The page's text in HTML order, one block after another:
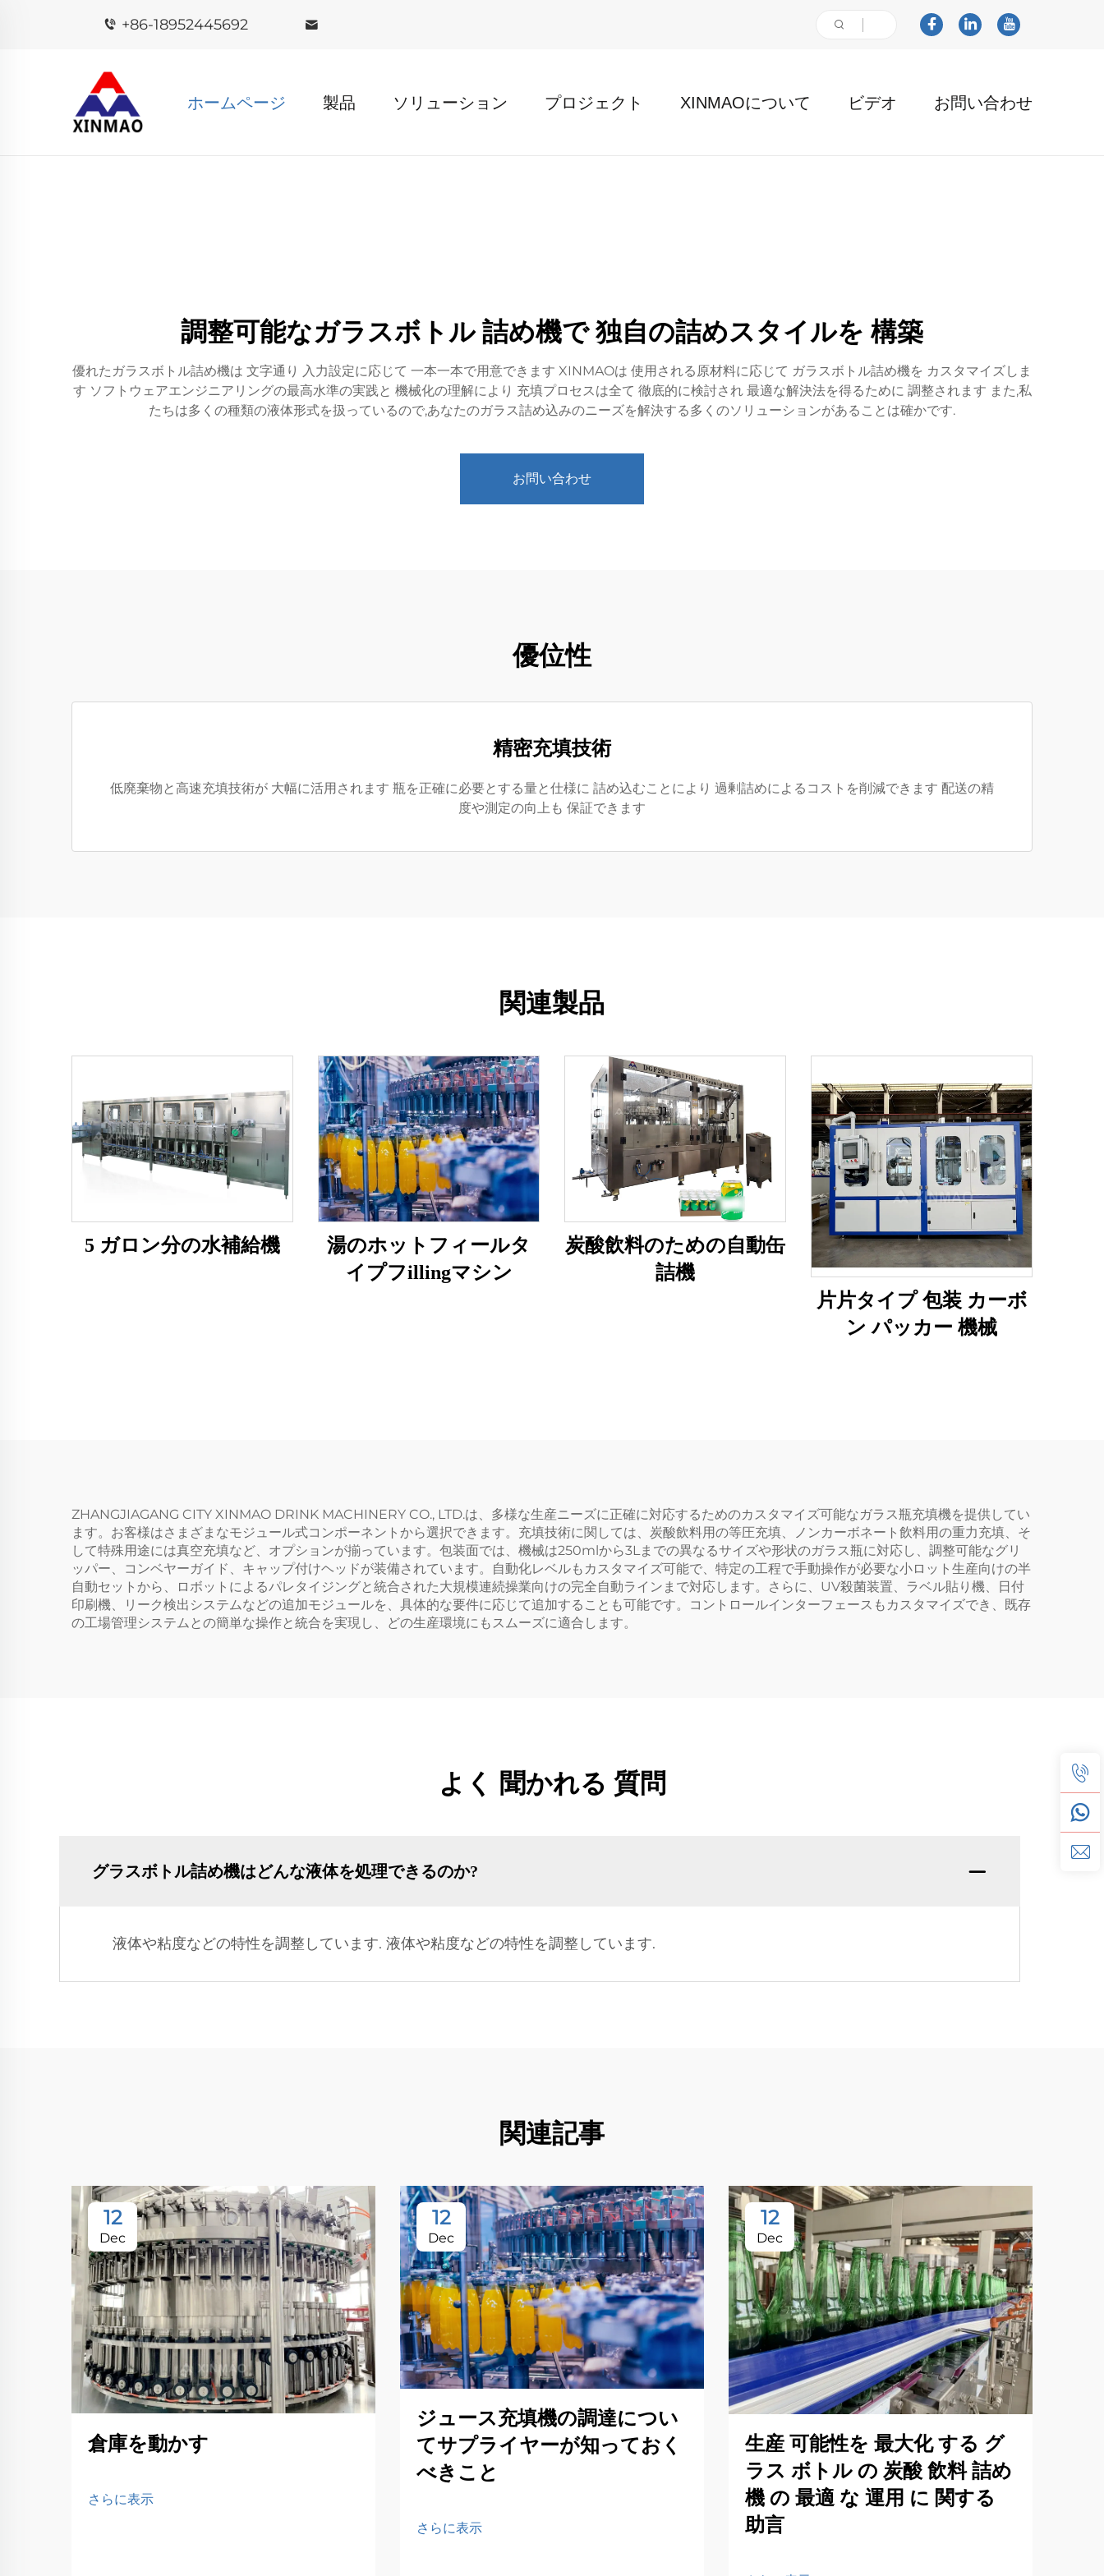
+86-18952445692
ホームページ 製品 ソリューション プロジェクト XINMAOについて ビデオ お問い合わせ
調整可能なガラスボトル 詰め機で 独自の詰めスタイルを 構築
優れたガラスボトル詰め機は 文字通り 入力設定に応じて 一本一本で用意できます XINMAOは 使用される原材料に応じて ガラスボトル詰め機を カスタマイズしま
す ソフトウェアエンジニアリングの最高水準の実践と 機械化の理解により 充填プロセスは全て 徹底的に検討され 最適な解決法を得るために 調整されます また,私
たちは多くの種類の液体形式を扱っているので,あなたのガラス詰め込みのニーズを解決する多くのソリューションがあることは確かです.
お問い合わせ
優位性
精密充填技術
低廃棄物と高速充填技術が 大幅に活用されます 瓶を正確に必要とする量と仕様に 詰め込むことにより 過剰詰めによるコストを削減できます 配送の精
度や測定の向上も 保証できます
関連製品
5 ガロン分の水補給機
湯のホットフィールタ
イプフillingマシン
炭酸飲料のための自動缶
詰機
片片タイプ 包装 カーボ
ン パッカー 機械
ZHANGJIAGANG CITY XINMAO DRINK MACHINERY CO., LTD.は、多様な生産ニーズに正確に対応するためのカスタマイズ可能なガラス瓶充填機を提供してい
ます。お客様はさまざまなモジュール式コンポーネントから選択できます。充填技術に関しては、炭酸飲料用の等圧充填、ノンカーボネート飲料用の重力充填、そ
して特殊用途には真空充填など、オプションが揃っています。包装面では、機械は250mlから3Lまでの異なるサイズや形状のガラス瓶に対応し、調整可能なグリ
ッパー、コンベヤーガイド、キャップ付けヘッドが装備されています。自動化レベルもカスタマイズ可能で、特定の工程で手動操作が必要な小ロット生産向けの半
自動セットから、ロボットによるパレタイジングと統合された大規模連続操業向けの完全自動ラインまで対応します。さらに、UV殺菌装置、ラベル貼り機、日付
印刷機、リーク検出システムなどの追加モジュールを、具体的な要件に応じて追加することも可能です。コントロールインターフェースもカスタマイズでき、既存
の工場管理システムとの簡単な操作と統合を実現し、どの生産環境にもスムーズに適合します。
よく 聞かれる 質問
グラスボトル詰め機はどんな液体を処理できるのか?
液体や粘度などの特性を調整しています. 液体や粘度などの特性を調整しています.
関連記事
12
Dec
倉庫を動かす
さらに表示
12
Dec
ジュース充填機の調達につい
てサプライヤーが知っておく
べきこと
さらに表示
12
Dec
生産 可能性を 最大化 する グ
ラス ボトル の 炭酸 飲料 詰め
機 の 最適 な 運用 に 関する
助言